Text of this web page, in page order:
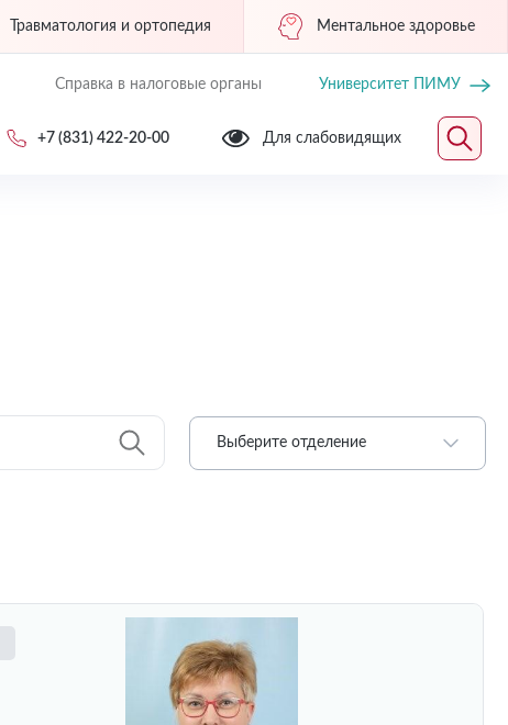
Травматология и ортопедия Ментальное здоровье
Справка в налоговые органы Университет ПИМУ
+7 (831) 422-20-00 Для слабовидящих
Выберите отделение